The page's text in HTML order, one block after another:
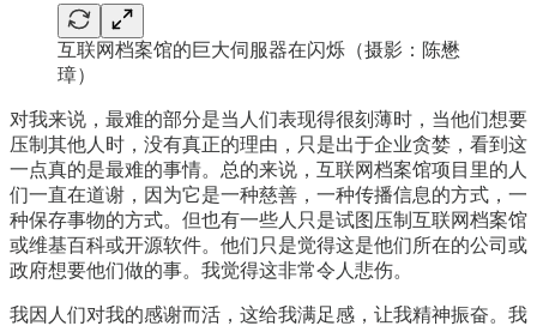
互联网档案馆的巨大伺服器在闪烁（摄影：陈懋
璋）
对我来说，最难的部分是当人们表现得很刻薄时，当他们想要
压制其他人时，没有真正的理由，只是出于企业贪婪，看到这
一点真的是最难的事情。总的来说，互联网档案馆项目里的人
们一直在道谢，因为它是一种慈善，一种传播信息的方式，一
种保存事物的方式。但也有一些人只是试图压制互联网档案馆
或维基百科或开源软件。他们只是觉得这是他们所在的公司或
政府想要他们做的事。我觉得这非常令人悲伤。
我因人们对我的感谢而活，这给我满足感，让我精神振奋。我